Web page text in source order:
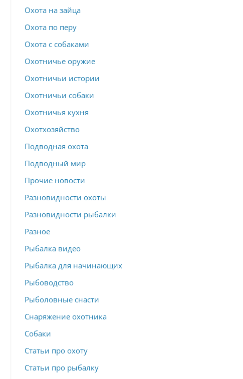
Охота на зайца
Охота по перу
Охота с собаками
Охотничье оружие
Охотничьи истории
Охотничьи собаки
Охотничья кухня
Охотхозяйство
Подводная охота
Подводный мир
Прочие новости
Разновидности охоты
Разновидности рыбалки
Разное
Рыбалка видео
Рыбалка для начинающих
Рыбоводство
Рыболовные снасти
Снаряжение охотника
Собаки
Статьи про охоту
Статьи про рыбалку